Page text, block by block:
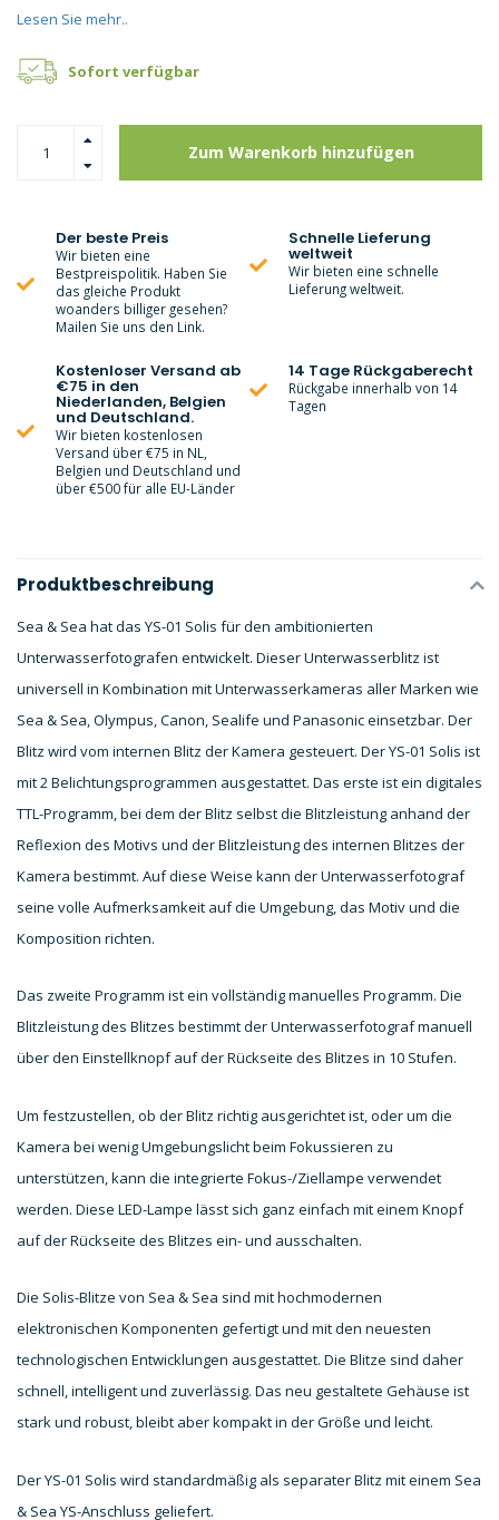
Lesen Sie mehr..
Sofort verfügbar
Zum Warenkorb hinzufügen
Der beste Preis
Wir bieten eine
Bestpreispolitik. Haben Sie
das gleiche Produkt
woanders billiger gesehen?
Mailen Sie uns den Link.
Schnelle Lieferung
weltweit
Wir bieten eine schnelle
Lieferung weltweit.
Kostenloser Versand ab
€75 in den
Niederlanden, Belgien
und Deutschland.
Wir bieten kostenlosen
Versand über €75 in NL,
Belgien und Deutschland und
über €500 für alle EU-Länder
14 Tage Rückgaberecht
Rückgabe innerhalb von 14
Tagen
Produktbeschreibung
Sea & Sea hat das YS-01 Solis für den ambitionierten
Unterwasserfotografen entwickelt. Dieser Unterwasserblitz ist
universell in Kombination mit Unterwasserkameras aller Marken wie
Sea & Sea, Olympus, Canon, Sealife und Panasonic einsetzbar. Der
Blitz wird vom internen Blitz der Kamera gesteuert. Der YS-01 Solis ist
mit 2 Belichtungsprogrammen ausgestattet. Das erste ist ein digitales
TTL-Programm, bei dem der Blitz selbst die Blitzleistung anhand der
Reflexion des Motivs und der Blitzleistung des internen Blitzes der
Kamera bestimmt. Auf diese Weise kann der Unterwasserfotograf
seine volle Aufmerksamkeit auf die Umgebung, das Motiv und die
Komposition richten.
Das zweite Programm ist ein vollständig manuelles Programm. Die
Blitzleistung des Blitzes bestimmt der Unterwasserfotograf manuell
über den Einstellknopf auf der Rückseite des Blitzes in 10 Stufen.
Um festzustellen, ob der Blitz richtig ausgerichtet ist, oder um die
Kamera bei wenig Umgebungslicht beim Fokussieren zu
unterstützen, kann die integrierte Fokus-/Ziellampe verwendet
werden. Diese LED-Lampe lässt sich ganz einfach mit einem Knopf
auf der Rückseite des Blitzes ein- und ausschalten.
Die Solis-Blitze von Sea & Sea sind mit hochmodernen
elektronischen Komponenten gefertigt und mit den neuesten
technologischen Entwicklungen ausgestattet. Die Blitze sind daher
schnell, intelligent und zuverlässig. Das neu gestaltete Gehäuse ist
stark und robust, bleibt aber kompakt in der Größe und leicht.
Der YS-01 Solis wird standardmäßig als separater Blitz mit einem Sea
& Sea YS-Anschluss geliefert.